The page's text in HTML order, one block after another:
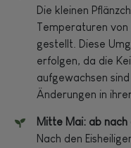
Die kleinen
Temperaturen von
gestellt. Diese
erfolgen, da die
aufgewachsen
Änderungen in
Mitte Mai: ab
Nach den